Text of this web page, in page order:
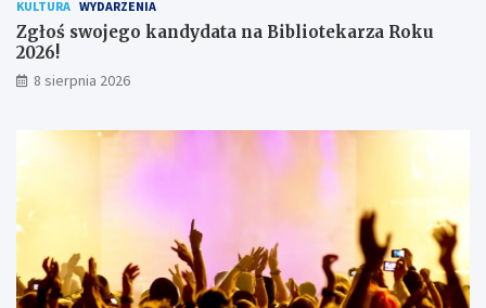
ó
w
KULTURA WYDARZENIA
Zgłoś swojego kandydata na Bibliotekarza Roku
2026!
8 sierpnia 2026